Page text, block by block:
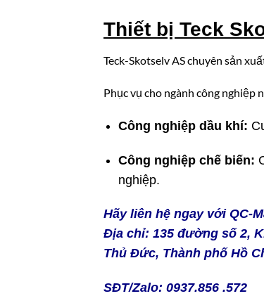
Thiết bị Teck
Teck-Skotselv AS chuyên sản
Phục vụ cho ngành công nghiệp
Công nghiệp dầu khí:
Công nghiệp chế biến:
nghiệp.
Hãy liên hệ ngay với QC-
Địa chỉ: 135 đường số 2,
Thủ Đức, Thành phố Hồ
SĐT/Zalo: 0937.856 .572